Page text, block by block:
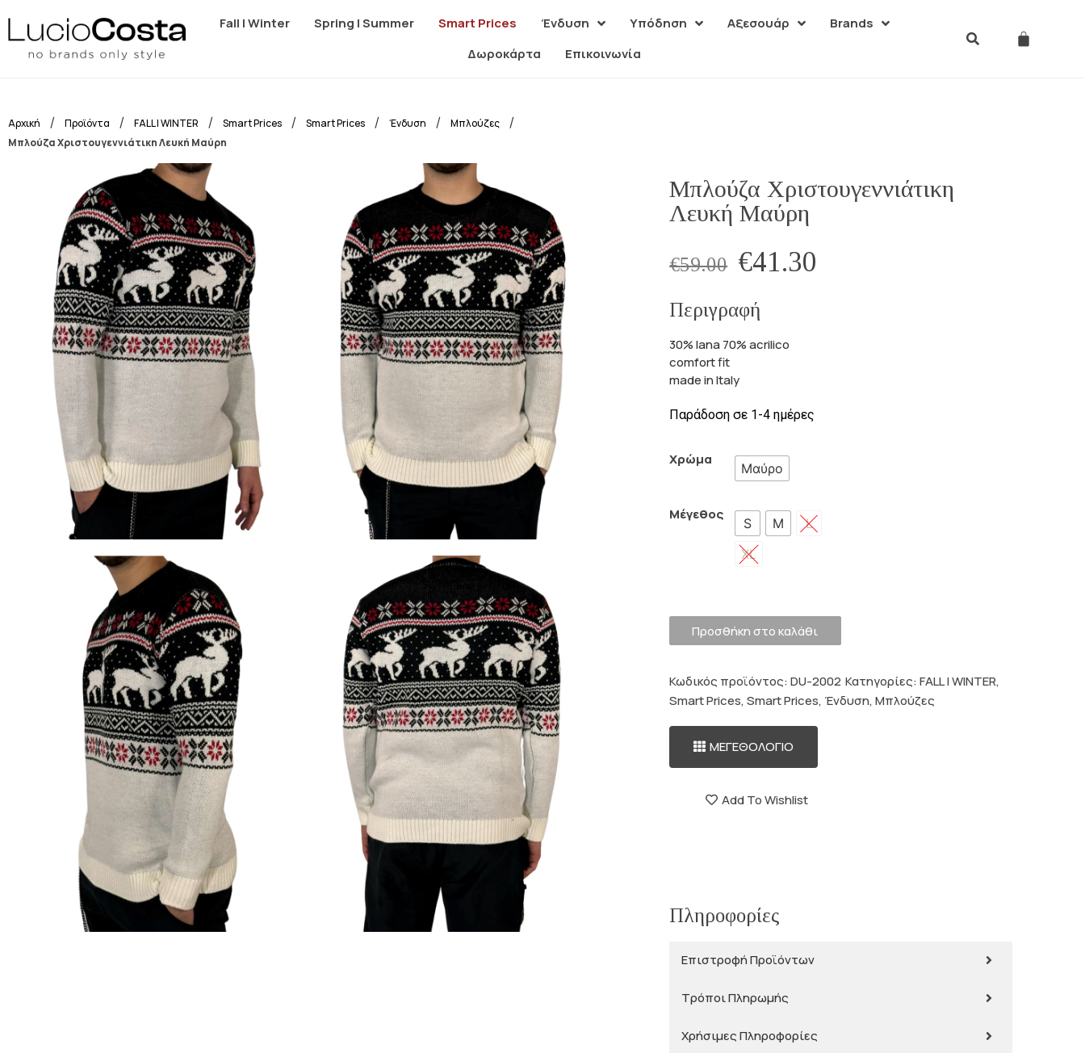
Fall | Winter Spring | Summer Smart Prices Ένδυση Υπόδηση Αξεσουάρ
Brands
Δωροκάρτα
Επικοινωνία
Αρχική / Προϊόντα / FALL | WINTER / Smart Prices / Smart Prices / Ένδυση / Μπλούζες /
Μπλούζα Χριστουγεννιάτικη Λευκή Μαύρη
Μπλούζα Χριστουγεννιάτικη
Λευκή Μαύρη
€59.00 €41.30
Περιγραφή
30% lana 70% acrilico
comfort fit
made in Italy
Παράδοση σε 1-4 ημέρες
Χρώμα
Μαύρο
Μέγεθος
S M
L
XL
Προσθήκη στο καλάθι
Κωδικός προϊόντος:DU-2002 Κατηγορίες:FALL | WINTER,
Smart Prices,Smart Prices, Ένδυση,Μπλούζες
ΜΕΓΕΘΟΛΟΓΙΟ
Add To Wishlist
Πληροφορίες
Επιστροφή Προϊόντων
Τρόποι Πληρωμής
Χρήσιμες Πληροφορίες